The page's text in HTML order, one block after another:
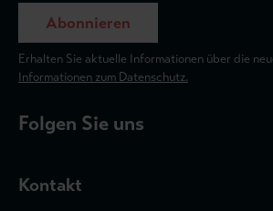
Abonnieren
Erhalten Sie aktuelle Informationen über die
Informationen zum Datenschutz.
Folgen Sie uns
Kontakt